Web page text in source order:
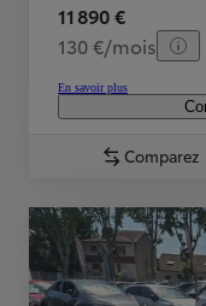
11 890 €
130 €/mois
En savoir plus
Comparez